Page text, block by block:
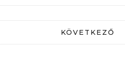
BÍRÓSÁGOKRÓL
KÖVETKEZŐ
KÖVETKEZŐ